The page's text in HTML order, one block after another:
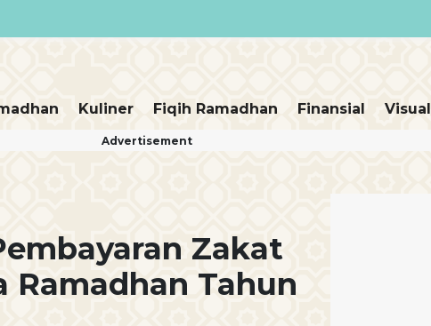
Kuliner Fiqih Ramadhan Finansial Visual
Advertisement
Zakat
Ramadhan Tahun